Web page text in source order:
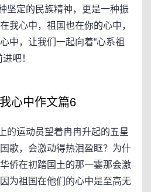
定的民族精神，更是一种振
我心中，祖国也在你的心中，
中，让我们一起向着“心系祖
吧！
心中作文篇6
运动员望着冉冉升起的五星
歌，会激动得热泪盈眶？为什
侨在初踏国土的那一霎那会激
为祖国在他们的心中是至高无